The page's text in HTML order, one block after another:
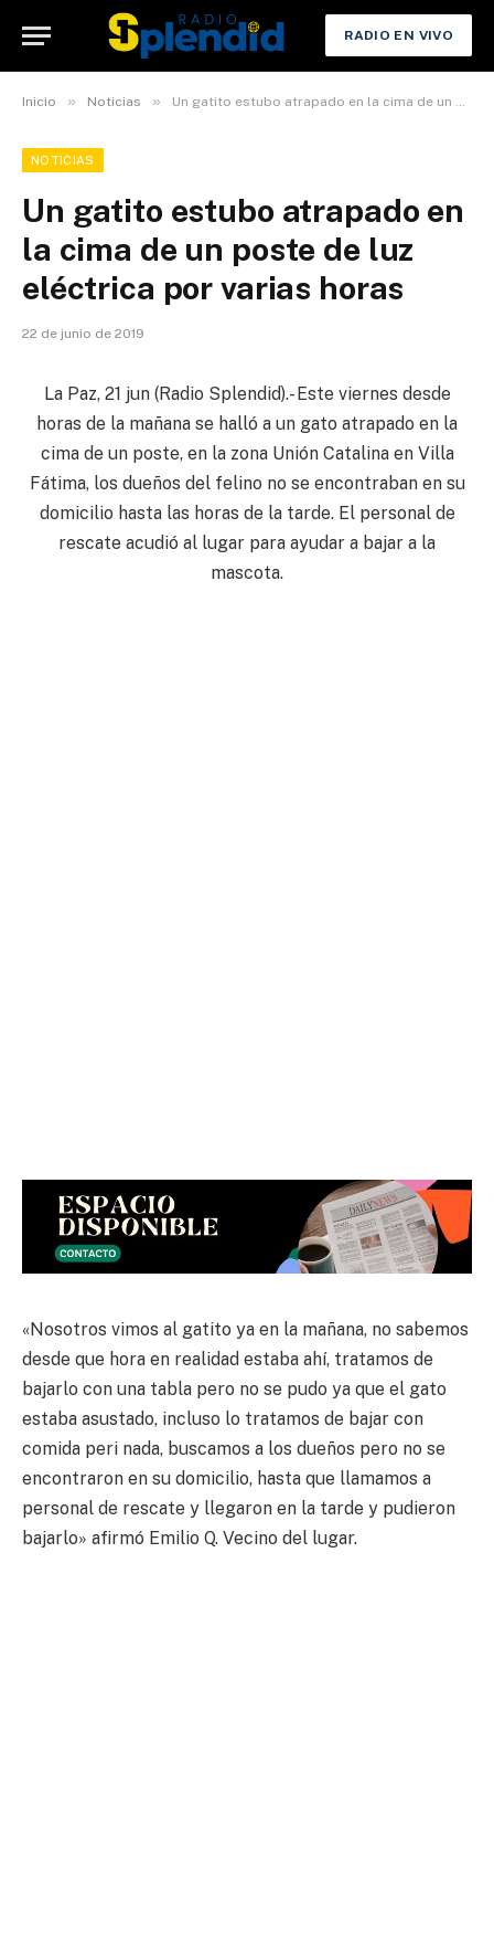
RADIO EN VIVO
Inicio » Noticias » Un gatito estubo atrapado en la cima de un poste de luz eléctrica por varias horas
NOTICIAS
Un gatito estubo atrapado en
la cima de un poste de luz
eléctrica por varias horas
22 de junio de 2019
La Paz, 21 jun (Radio Splendid).- Este viernes desde
horas de la mañana se halló a un gato atrapado en la
cima de un poste, en la zona Unión Catalina en Villa
Fátima, los dueños del felino no se encontraban en su
domicilio hasta las horas de la tarde. El personal de
rescate acudió al lugar para ayudar a bajar a la
mascota.
«Nosotros vimos al gatito ya en la mañana, no sabemos
desde que hora en realidad estaba ahí, tratamos de
bajarlo con una tabla pero no se pudo ya que el gato
estaba asustado, incluso lo tratamos de bajar con
comida peri nada, buscamos a los dueños pero no se
encontraron en su domicilio, hasta que llamamos a
personal de rescate y llegaron en la tarde y pudieron
bajarlo» afirmó Emilio Q. Vecino del lugar.